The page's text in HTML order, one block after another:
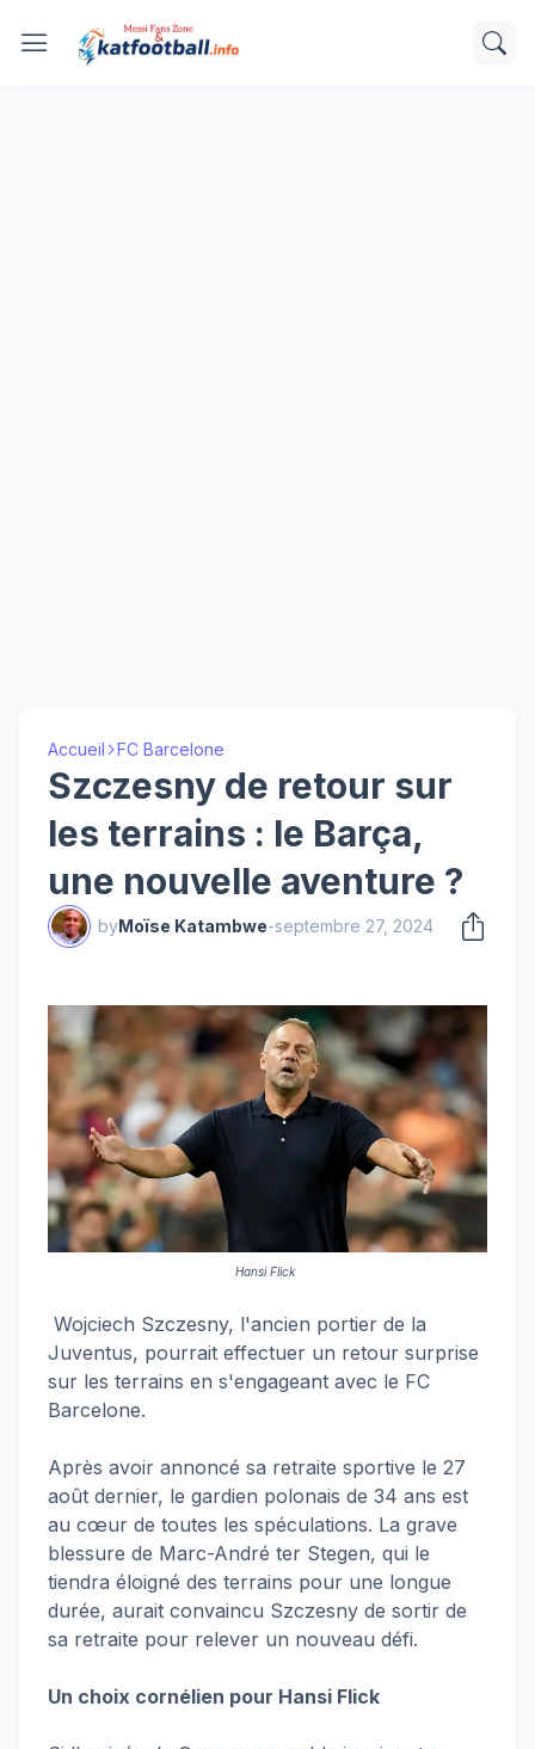
Accueil FC Barcelone
Szczesny de retour sur
les terrains : le Barça,
une nouvelle aventure ?
byMoïse Katambwe-septembre 27, 2024
Hansi Flick
Wojciech Szczesny, l'ancien portier de la
Juventus, pourrait effectuer un retour surprise
sur les terrains en s'engageant avec le FC
Barcelone.
Après avoir annoncé sa retraite sportive le 27
août dernier, le gardien polonais de 34 ans est
au cœur de toutes les spéculations. La grave
blessure de Marc-André ter Stegen, qui le
tiendra éloigné des terrains pour une longue
durée, aurait convaincu Szczesny de sortir de
sa retraite pour relever un nouveau défi.
Un choix cornélien pour Hansi Flick